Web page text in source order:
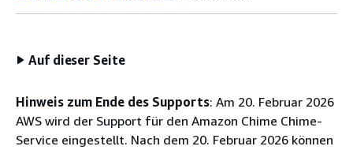
Auf dieser Seite
Hinweis zum Ende des Supports: Am 20. Februar 2026
AWS wird der Support für den Amazon Chime Chime-
Service eingestellt. Nach dem 20. Februar 2026 können